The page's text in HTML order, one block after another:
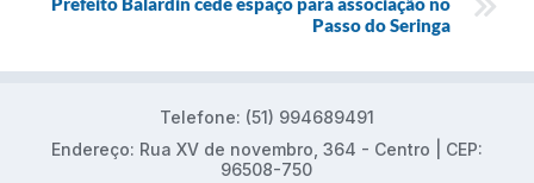
Passo do Seringa
Telefone: (51) 994689491
Endereço: Rua XV de novembro, 364 - Centro | CEP:
96508-750